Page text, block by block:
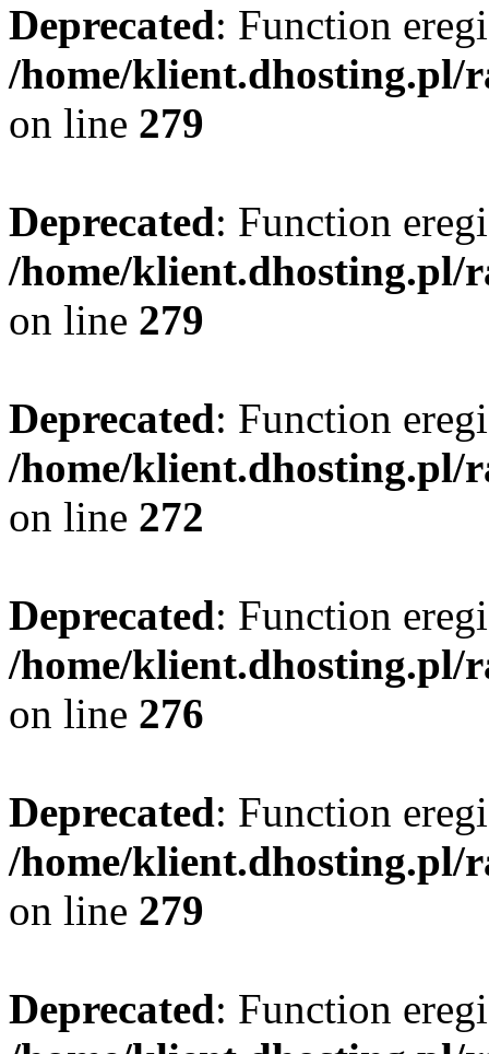
Deprecated: Function
/home/klient.dhosting.pl/
on line 279
Deprecated: Function
/home/klient.dhosting.pl/
on line 279
Deprecated: Function
/home/klient.dhosting.pl/
on line 272
Deprecated: Function
/home/klient.dhosting.pl/
on line 276
Deprecated: Function
/home/klient.dhosting.pl/
on line 279
Deprecated: Function